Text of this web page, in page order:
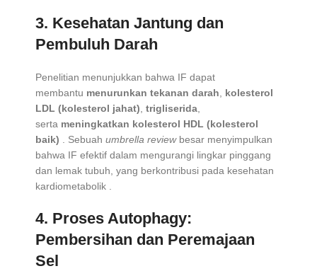
3. Kesehatan Jantung dan
Pembuluh Darah
Penelitian menunjukkan bahwa IF dapat
membantu menurunkan tekanan darah
kolesterol
LDL (kolesterol jahat) trigliserida
serta meningkatkan kolesterol HDL (kolesterol
baik)
. Sebuah umbrella reviewbesar menyimpulkan
bahwa IF efektif dalam mengurangi lingkar pinggang
dan lemak tubuh, yang berkontribusi pada kesehatan
kardiometabolik
4. Proses Autophagy:
Pembersihan dan Peremajaan
Sel